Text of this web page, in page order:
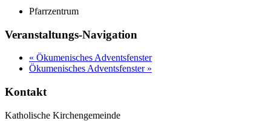
Pfarrzentrum
Veranstaltungs-Navigation
« Ökumenisches Adventsfenster
Ökumenisches Adventsfenster »
Kontakt
Katholische Kirchengemeinde